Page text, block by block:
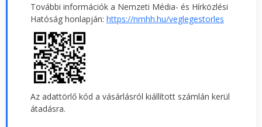
További információk a Nemzeti Média- és Hírközlési
Hatóság honlapján: https://nmhh.hu/veglegestorles
Az adattörlő kód a vásárlásról kiállított számlán kerül
átadásra.